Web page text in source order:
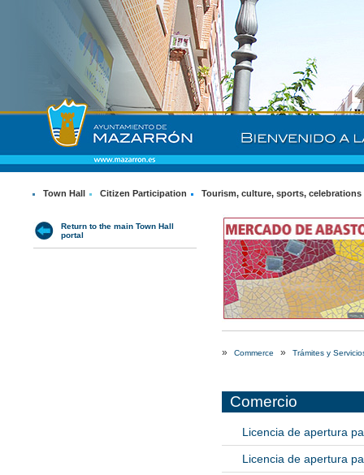
Town Hall Citizen Participation Tourism, culture, sports, celebrations
Return to the main Town Hall
portal
» Commerce » Trámites y
Comercio
Licencia de apertura
Licencia de apertura